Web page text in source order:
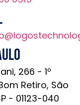
266 - 1º
Retiro, São
- 01123-040